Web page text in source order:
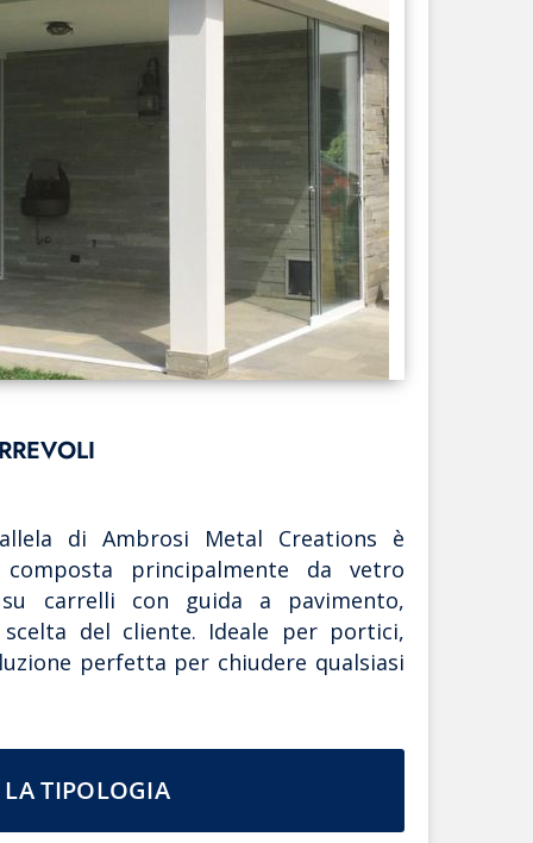
di Ambrosi Metal Creations è
composta principalmente da vetro
carrelli con guida a pavimento,
del cliente. Ideale per portici,
perfetta per chiudere qualsiasi
LA TIPOLOGIA